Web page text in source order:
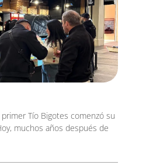
Tío Bigotes comenzó su
muchos años después de